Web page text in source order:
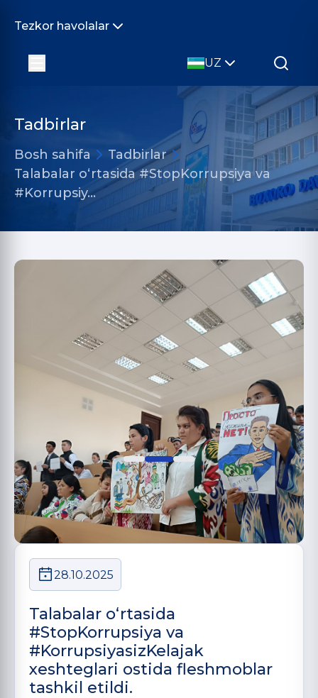
Tezkor havolalar
UZ
Tadbirlar
Bosh sahifa
Tadbirlar
Talabalar o‘rtasida #StopKorrupsiya va
#Korrupsiy…
28.10.2025
Talabalar o‘rtasida
#StopKorrupsiya va
#KorrupsiyasizKelajak
xeshteglari ostida fleshmoblar
tashkil etildi.